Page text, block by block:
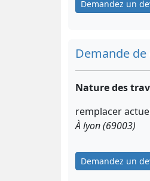
Demandez un
Demande
Nature des
remplacer
À lyon (69003)
Demandez un